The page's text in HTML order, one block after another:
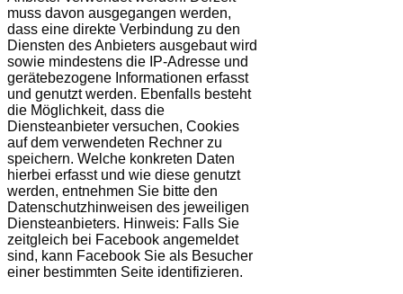
muss davon ausgegangen werden,
dass eine direkte Verbindung zu den
Diensten des Anbieters ausgebaut wird
sowie mindestens die IP-Adresse und
gerätebezogene Informationen erfasst
und genutzt werden. Ebenfalls besteht
die Möglichkeit, dass die
Diensteanbieter versuchen, Cookies
auf dem verwendeten Rechner zu
speichern. Welche konkreten Daten
hierbei erfasst und wie diese genutzt
werden, entnehmen Sie bitte den
Datenschutzhinweisen des jeweiligen
Diensteanbieters. Hinweis: Falls Sie
zeitgleich bei Facebook angemeldet
sind, kann Facebook Sie als Besucher
einer bestimmten Seite identifizieren.